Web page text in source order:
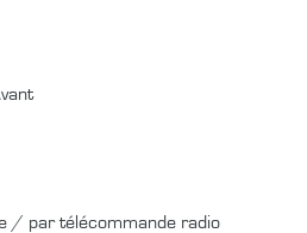
/ par télécommande radio